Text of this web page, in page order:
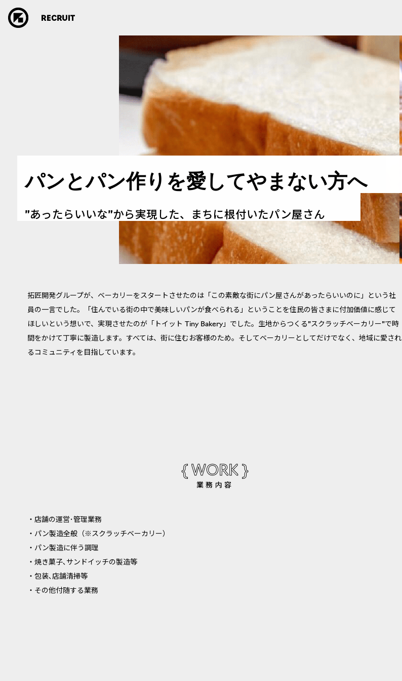
パンとパン作りを愛してやまない方へ
”あったらいいな”から実現した、まちに根付いたパン屋さん
拓匠開発グループが、ベーカリーをスタートさせたのは「この素敵な街にパン屋さんがあったらいいのに」という社
員の一言でした。「住んでいる街の中で美味しいパンが食べられる」ということを住民の皆さまに付加価値に感じて
ほしいという想いで、実現させたのが「トイット Tiny Bakery」でした。生地からつくる”スクラッチベーカリー”で時
間をかけて丁寧に製造します。すべては、街に住むお客様のため。そしてベーカリーとしてだけでなく、地域に愛され
るコミュニティを目指しています。
{ WORK }
業務内容
・店舗の運営･管理業務
・パン製造全般（※スクラッチベーカリー）
・パン製造に伴う調理
・焼き菓子､サンドイッチの製造等
・包装､店舗清掃等
・その他付随する業務